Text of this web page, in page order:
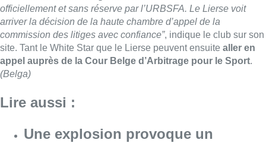
officiellement et sans réserve par l’URBSFA. Le Lierse voit
arriver la décision de la haute chambre d’appel de la
commission des litiges avec confiance”, indique le club sur son
site. Tant le White Star que le Lierse peuvent ensuite aller en
appel auprès de la Cour Belge d’Arbitrage pour le Sport.
(Belga)
Lire aussi :
Une explosion provoque un